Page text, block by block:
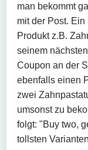
man bekommt
mit der Post.
Produkt z.B.
seinem
Coupon an der
ebenfalls einen
zwei
umsonst zu
folgt: "Buy two,
tollsten